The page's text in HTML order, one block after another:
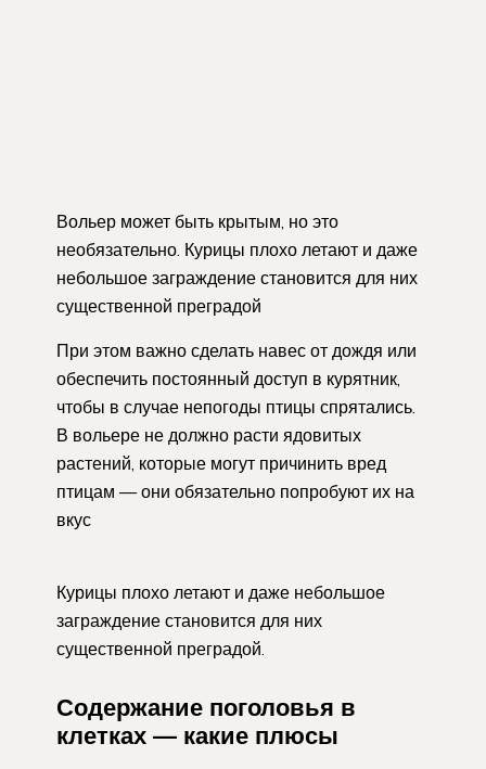
Вольер может быть крытым, но это
необязательно. Курицы плохо летают и даже
небольшое заграждение становится для них
существенной преградой
При этом важно сделать навес от дождя или
обеспечить постоянный доступ в курятник,
чтобы в случае непогоды птицы спрятались.
В вольере не должно расти ядовитых
растений, которые могут причинить вред
птицам — они обязательно попробуют их на
вкус
Курицы плохо летают и даже небольшое
заграждение становится для них
существенной преградой.
Содержание поголовья в
клетках — какие плюсы